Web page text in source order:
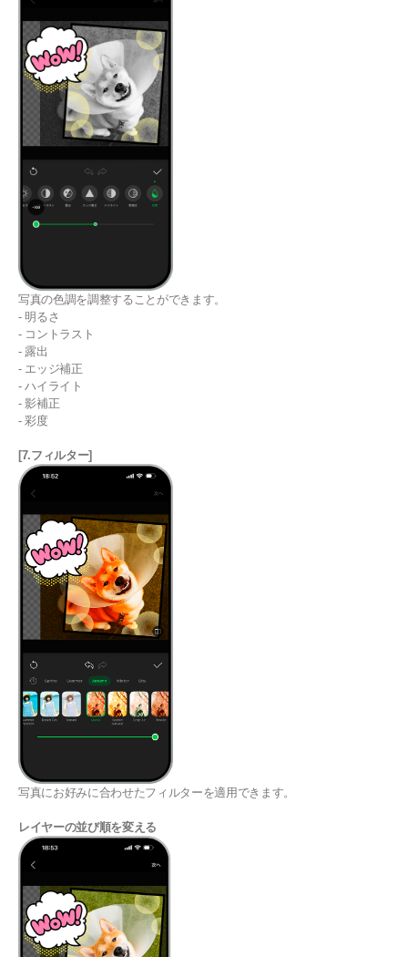
写真の色調を調整することができます。
- 明るさ
- コントラスト
- 露出
- エッジ補正
- ハイライト
- 影補正
- 彩度
[7.フィルター]
写真にお好みに合わせたフィルターを適用できます。
レイヤーの並び順を変える